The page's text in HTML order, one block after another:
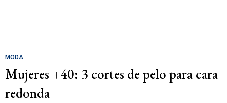
MODA
Mujeres +40: 3 cortes de pelo para cara
redonda